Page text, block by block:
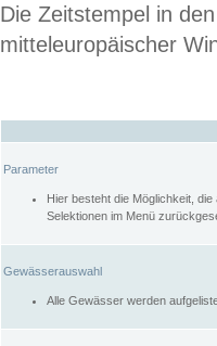
Die Zeitstempel in
mitteleuropäischer
Parameter
Hier besteht die Möglichkeit,
Selektionen im Menü
Gewässerauswahl
Alle Gewässer werden